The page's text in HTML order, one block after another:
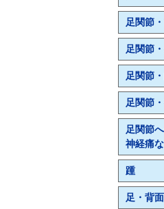
足関節
足関節
足関節
足関節
足関節
神経痛
踵
足・背面